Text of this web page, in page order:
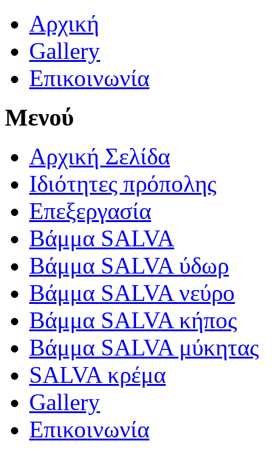
Αρχική
Gallery
Επικοινωνία
Μενού
Αρχική Σελίδα
Ιδιότητες πρόπολης
Επεξεργασία
Βάμμα SALVA
Βάμμα SALVA ύδωρ
Βάμμα SALVA νεύρο
Βάμμα SALVA κήπος
Βάμμα SALVA μύκητας
SALVA κρέμα
Gallery
Επικοινωνία